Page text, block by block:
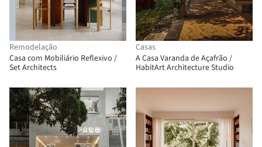
Remodelação
Casa com Mobiliário Reflexivo /
Set Architects
Casas
A Casa Varanda de Açafrão /
HabitArt Architecture Studio